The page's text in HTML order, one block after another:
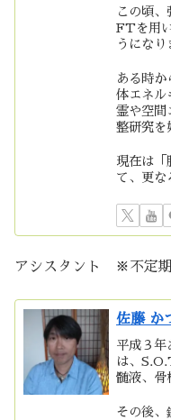
この頃
FTを用
うになり
ある時
体エネル
霊や空間
整研究を
現在は「
て、更な
アシスタント ※不定
佐藤 か
平成３年
は、
髄液、骨
その後、